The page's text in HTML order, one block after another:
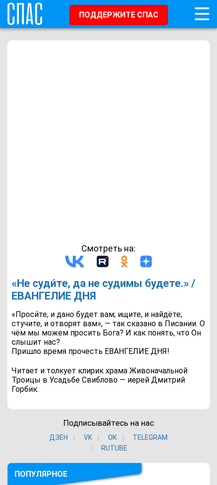
ПОДДЕРЖИТЕ СПАС
Смотреть на:
«Не суди́те, да не судимы будете.» /
ЕВАНГЕЛИЕ ДНЯ
«Проси́те, и дано будет вам; ищите, и найдёте;
стучите, и отворят вам», — так сказано в Писании. О
чём мы можем просить Бога? И как понять, что Он
слышит нас?
Пришло время прочесть ЕВАНГЕЛИЕ ДНЯ!
Читает и толкует клирик храма Живоначальной
Троицы в Усадьбе Свиблово — иерей Дмитрий
Горбик.
Подписывайтесь на нас
ДЗЕН VK ОK
TELEGRAM
RUTUBE
ПОПУЛЯРНОЕ